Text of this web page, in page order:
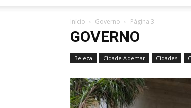
Início Governo Página 3
GOVERNO
Beleza Cidade Ademar Cidades